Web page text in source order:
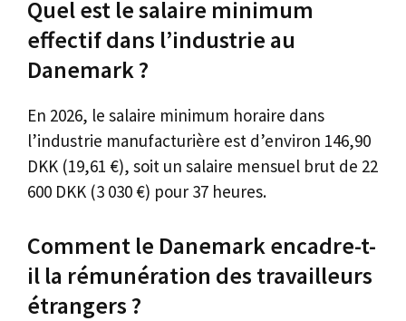
Quel est le salaire minimum
effectif dans l’industrie au
Danemark ?
En 2026, le salaire minimum horaire dans
l’industrie manufacturière est d’environ 146,90
DKK (19,61 €), soit un salaire mensuel brut de 22
600 DKK (3 030 €) pour 37 heures.
Comment le Danemark encadre-t-
il la rémunération des travailleurs
étrangers ?